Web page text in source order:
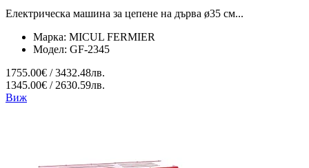
Електрическа машина за цепене на дърва ø35 см...
Марка: MICUL FERMIER
Модел: GF-2345
1755.00€ / 3432.48лв.
1345.00€ / 2630.59лв.
Виж